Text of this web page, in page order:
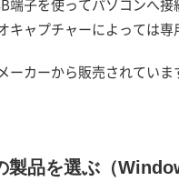
端子を使ってパソコンへ
ャプチャーによっては専
ーカーから販売されてい
製品を選ぶ（